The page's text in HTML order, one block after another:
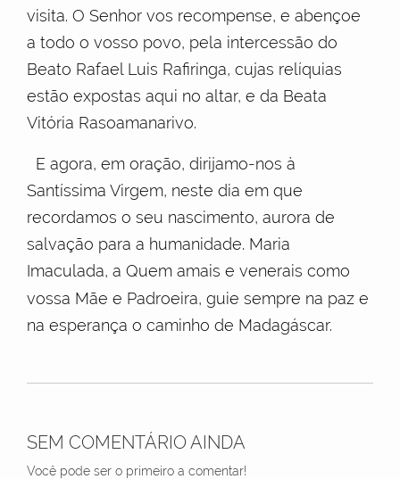
visita. O Senhor vos recompense, e abençoe
a todo o vosso povo, pela intercessão do
Beato Rafael Luis Rafiringa, cujas relíquias
estão expostas aqui no altar, e da Beata
Vitória Rasoamanarivo.
E agora, em oração, dirijamo-nos à
Santíssima Virgem, neste dia em que
recordamos o seu nascimento, aurora de
salvação para a humanidade. Maria
Imaculada, a Quem amais e venerais como
vossa Mãe e Padroeira, guie sempre na paz e
na esperança o caminho de Madagáscar.
SEM COMENTÁRIO AINDA
Você pode ser o primeiro a comentar!